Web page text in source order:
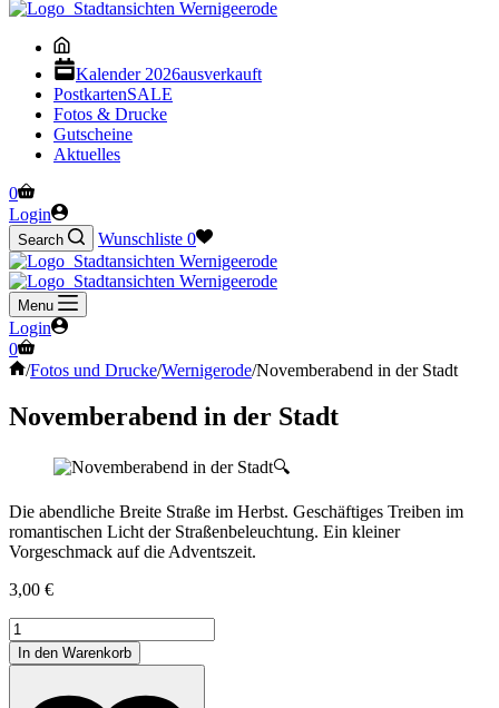
Kalender 2026ausverkauft
PostkartenSALE
Fotos & Drucke
Gutscheine
Aktuelles
Warenkorb
0
Login
Search Wunschliste 0
Menu
Login
Warenkorb
0
Start
/Fotos und Drucke/Wernigerode/Novemberabend in der Stadt
Novemberabend in der Stadt
🔍
Die abendliche Breite Straße im Herbst. Geschäftiges Treiben im
romantischen Licht der Straßenbeleuchtung. Ein kleiner
Vorgeschmack auf die Adventszeit.
3,00 €
Novemberabend
in
der
In den Warenkorb